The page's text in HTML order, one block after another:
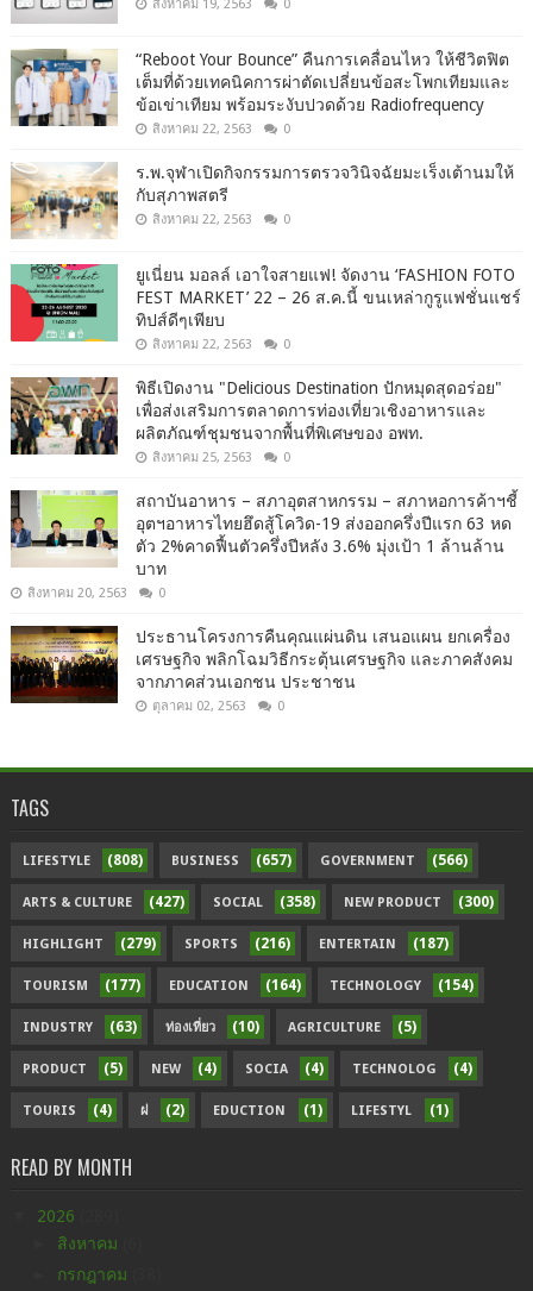
สิงหาคม 19, 2563 0
“Reboot Your Bounce” คืนการเคลื่อนไหว ให้ชีวิตฟิต
เต็มที่ด้วยเทคนิคการผ่าตัดเปลี่ยนข้อสะโพกเทียมและ
ข้อเข่าเทียม พร้อมระงับปวดด้วย Radiofrequency
สิงหาคม 22, 2563 0
ร.พ.จุฬาเปิดกิจกรรมการตรวจวินิจฉัยมะเร็งเต้านมให้
กับสุภาพสตรี
สิงหาคม 22, 2563 0
ยูเนี่ยน มอลล์ เอาใจสายแฟ! จัดงาน ‘FASHION FOTO
FEST MARKET’ 22 – 26 ส.ค.นี้ ขนเหล่ากูรูแฟชั่นแชร์
ทิปส์ดีๆเพียบ
สิงหาคม 22, 2563 0
พิธีเปิดงาน "Delicious Destination ปักหมุดสุดอร่อย"
เพื่อส่งเสริมการตลาดการท่องเที่ยวเชิงอาหารและ
ผลิตภัณฑ์ชุมชนจากพื้นที่พิเศษของ อพท.
สิงหาคม 25, 2563 0
สถาบันอาหาร – สภาอุตสาหกรรม – สภาหอการค้าฯชี้
อุตฯอาหารไทยฮึดสู้โควิด-19 ส่งออกครึ่งปีแรก 63 หด
ตัว 2%คาดฟื้นตัวครึ่งปีหลัง 3.6% มุ่งเป้า 1 ล้านล้าน
บาท
สิงหาคม 20, 2563 0
ประธานโครงการคืนคุณแผ่นดิน เสนอแผน ยกเครื่อง
เศรษฐกิจ พลิกโฉมวิธีกระตุ้นเศรษฐกิจ และภาคสังคม
จากภาคส่วนเอกชน ประชาชน
ตุลาคม 02, 2563 0
TAGS
LIFESTYLE (808) BUSINESS (657) GOVERNMENT (566)
ARTS & CULTURE (427) SOCIAL (358) NEW PRODUCT (300)
HIGHLIGHT (279) SPORTS (216) ENTERTAIN (187)
TOURISM (177) EDUCATION (164) TECHNOLOGY (154)
INDUSTRY (63) ท่องเที่ยว (10) AGRICULTURE (5)
PRODUCT (5) NEW (4) SOCIA (4) TECHNOLOG (4)
TOURIS (4) ฝ (2) EDUCTION (1) LIFESTYL (1)
READ BY MONTH
2026
สิงหาคม
กรกฎาคม